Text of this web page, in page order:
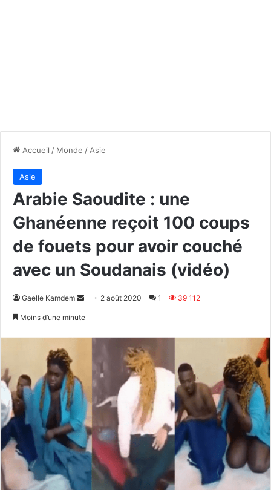
Accueil / Monde / Asie
Asie
Arabie Saoudite : une
Ghanéenne reçoit 100 coups
de fouets pour avoir couché
avec un Soudanais (vidéo)
Gaelle Kamdem
Envoyer2 août 2020 1 39 112
Moins d’une minute